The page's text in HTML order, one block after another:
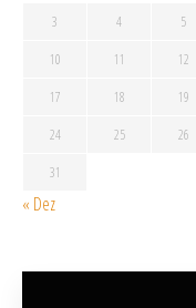
3
4 5
10
11 12
17
18 19
24
25 26
31
« Dez